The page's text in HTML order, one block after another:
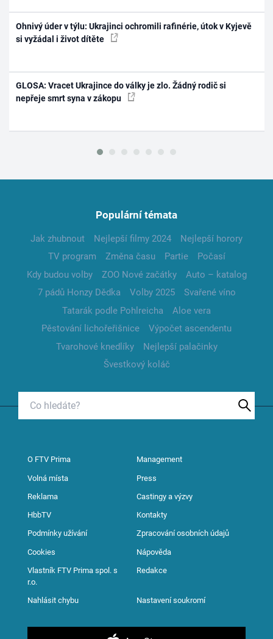
Ohnivý úder v týlu: Ukrajinci ochromili rafinérie, útok v Kyjevě
si vyžádal i život dítěte
GLOSA: Vracet Ukrajince do války je zlo. Žádný rodič si
nepřeje smrt syna v zákopu
Populární témata
Jak zhubnout Nejlepší filmy 2024
Nejlepší horory
TV program
Změna času Partie
Počasí
Kdy budou volby
ZOO Nové začátky
Auto – katalog
7 pádů Honzy Dědka
Volby 2025
Svařené víno
Tatarák podle Pohlreicha
Aloe vera
Pěstování lichořeřišnice
Výpočet ascendentu
Tvarohové knedlíky
Nejlepší palačinky
Švestkový koláč
O FTV Prima Management
Volná místa Press
Reklama Castingy a výzvy
HbbTV Kontakty
Podmínky užívání Zpracování osobních údajů
Cookies Nápověda
Vlastník FTV Prima spol. s
r.o.
Redakce
Nahlásit chybu Nastavení soukromí